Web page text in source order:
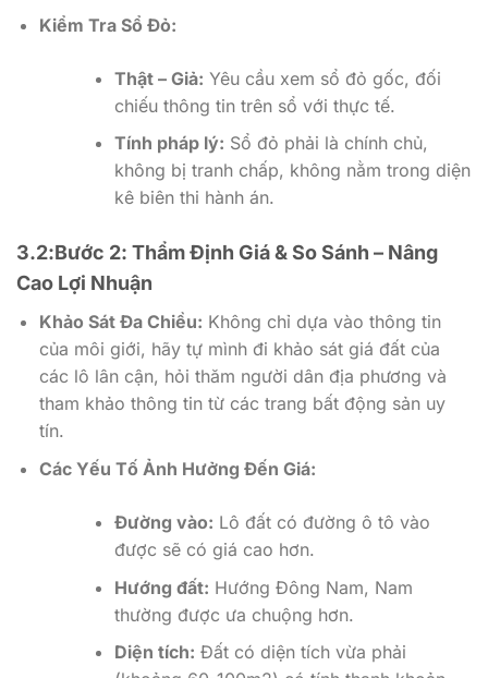
Kiểm Tra Sổ Đỏ:
Thật – Giả: Yêu cầu xem sổ đỏ gốc, đối
chiếu thông tin trên sổ với thực tế.
Tính pháp lý: Sổ đỏ phải là chính chủ,
không bị tranh chấp, không nằm trong diện
kê biên thi hành án.
3.2:Bước 2: Thẩm Định Giá & So Sánh – Nâng
Cao Lợi Nhuận
Khảo Sát Đa Chiều: Không chỉ dựa vào thông tin
của môi giới, hãy tự mình đi khảo sát giá đất của
các lô lân cận, hỏi thăm người dân địa phương và
tham khảo thông tin từ các trang bất động sản uy
tín.
Các Yếu Tố Ảnh Hưởng Đến Giá:
Đường vào: Lô đất có đường ô tô vào
được sẽ có giá cao hơn.
Hướng đất: Hướng Đông Nam, Nam
thường được ưa chuộng hơn.
Diện tích: Đất có diện tích vừa phải